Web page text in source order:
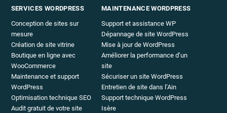
SERVICES WORDPRESS
Conception de sites sur
mesure
Création de site vitrine
Boutique en ligne avec
WooCommerce
Maintenance et support
WordPress
Optimisation technique SEO
Audit gratuit de votre site
MAINTENANCE WORDPRESS
Support et assistance WP
Dépannage de site WordPress
Mise à jour de WordPress
Améliorer la performance d’un
site
Sécuriser un site WordPress
Entretien de site dans l’Ain
Support technique WordPress
Isère